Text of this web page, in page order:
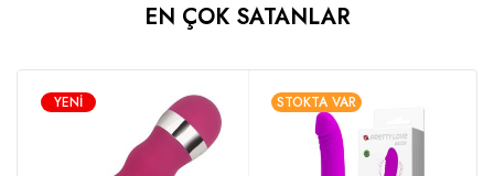
EN ÇOK SATANLAR
YENI STOKTA VAR